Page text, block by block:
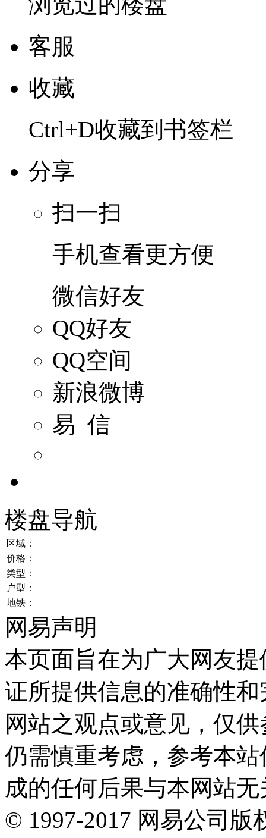
客服
收藏
Ctrl+D收藏到书签栏
分享
扫一扫
手机查看更方便
微信好友
QQ好友
QQ空间
新浪微博
易 信
楼盘导航
区域：
价格：
类型：
户型：
地铁：
网易声明
本页面旨在为广大网友
证所提供信息的准确性
网站之观点或意见，仅
仍需慎重考虑，参考本
成的任何后果与本网站
© 1997-2017 网易公司版